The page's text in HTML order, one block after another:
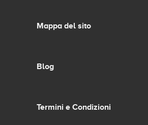
Mappa del sito
Blog
Termini e Condizioni